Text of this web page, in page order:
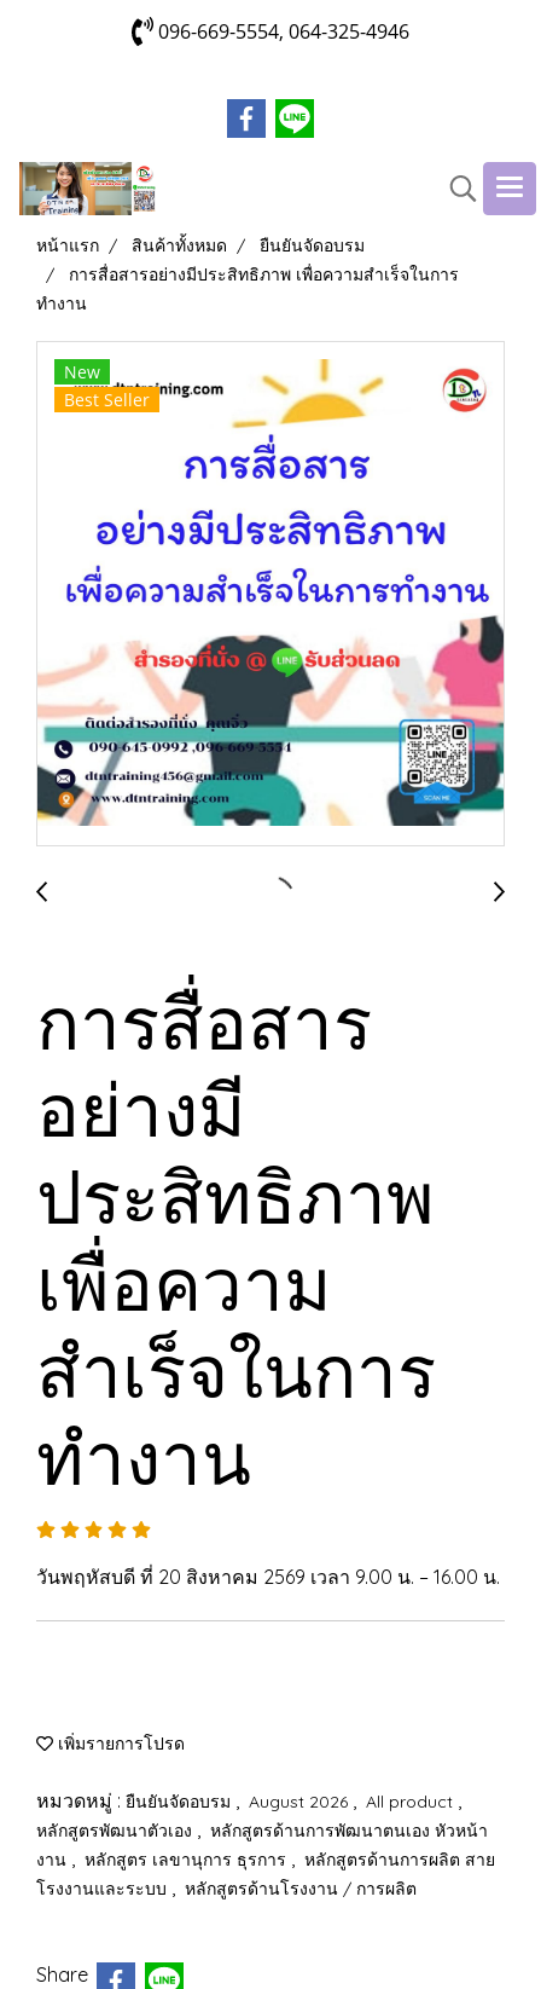
096-669-5554, 064-325-4946
หน้าแรก สินค้าทั้งหมด
ยืนยันจัดอบรม
การสื่อสารอย่างมีประสิทธิภาพ เพื่อความสำเร็จในการ
ทำงาน
New
Best Seller
การสื่อสาร
อย่างมี
ประสิทธิภาพ
เพื่อความ
สำเร็จในการ
ทำงาน
วันพฤหัสบดี ที่ 20 สิงหาคม 2569 เวลา 9.00 น. – 16.00 น.
เพิ่มรายการโปรด
หมวดหมู่ : ยืนยันจัดอบรม , August 2026 , All product ,
หลักสูตรพัฒนาตัวเอง , หลักสูตรด้านการพัฒนาตนเอง หัวหน้า
งาน , หลักสูตร เลขานุการ ธุรการ , หลักสูตรด้านการผลิต สาย
โรงงานและระบบ , หลักสูตรด้านโรงงาน / การผลิต
Share